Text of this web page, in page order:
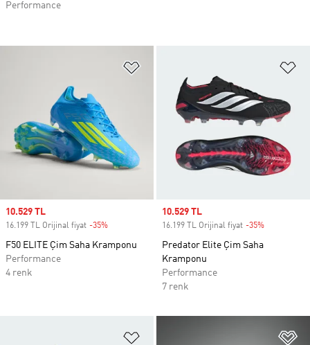
Sale price
10.529 TL
16.199 TL Orijinal fiyat -35%
F50 ELITE Çim Saha Kramponu
Performance
4 renk
Sale price
10.529 TL
16.199 TL Orijinal fiyat -35%
Predator Elite Çim Saha
Kramponu
Performance
7 renk
Performance